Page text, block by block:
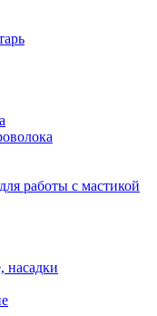
работы с мастикой
насадки